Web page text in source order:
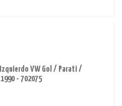
VW Gol / Parati /
- 702075